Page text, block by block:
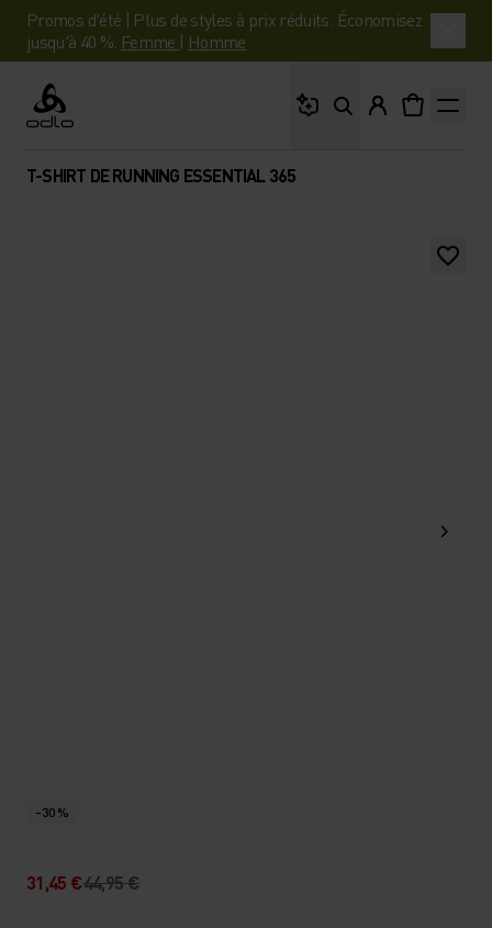
Promos d'été | Plus de styles à prix réduits. Économisez
jusqu'à 40 %. Femme | Homme
Odlo
T-SHIRT DE RUNNING ESSENTIAL 365
-30 %
31,45 €44,95 €